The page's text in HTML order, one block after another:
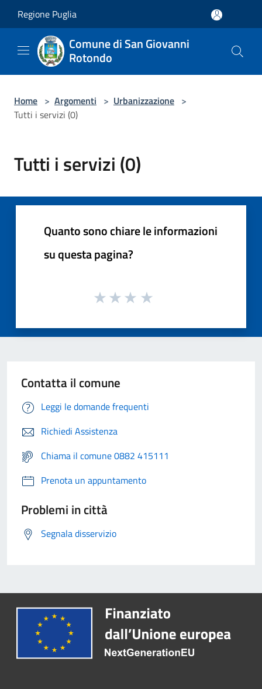
Regione Puglia
Comune di San Giovanni
Rotondo
Home > Argomenti > Urbanizzazione >
Tutti i servizi (0)
Tutti i servizi (0)
Quanto sono chiare le informazioni
su questa pagina?
Contatta il comune
Leggi le domande frequenti
Richiedi Assistenza
Chiama il comune 0882 415111
Prenota un appuntamento
Problemi in città
Segnala disservizio